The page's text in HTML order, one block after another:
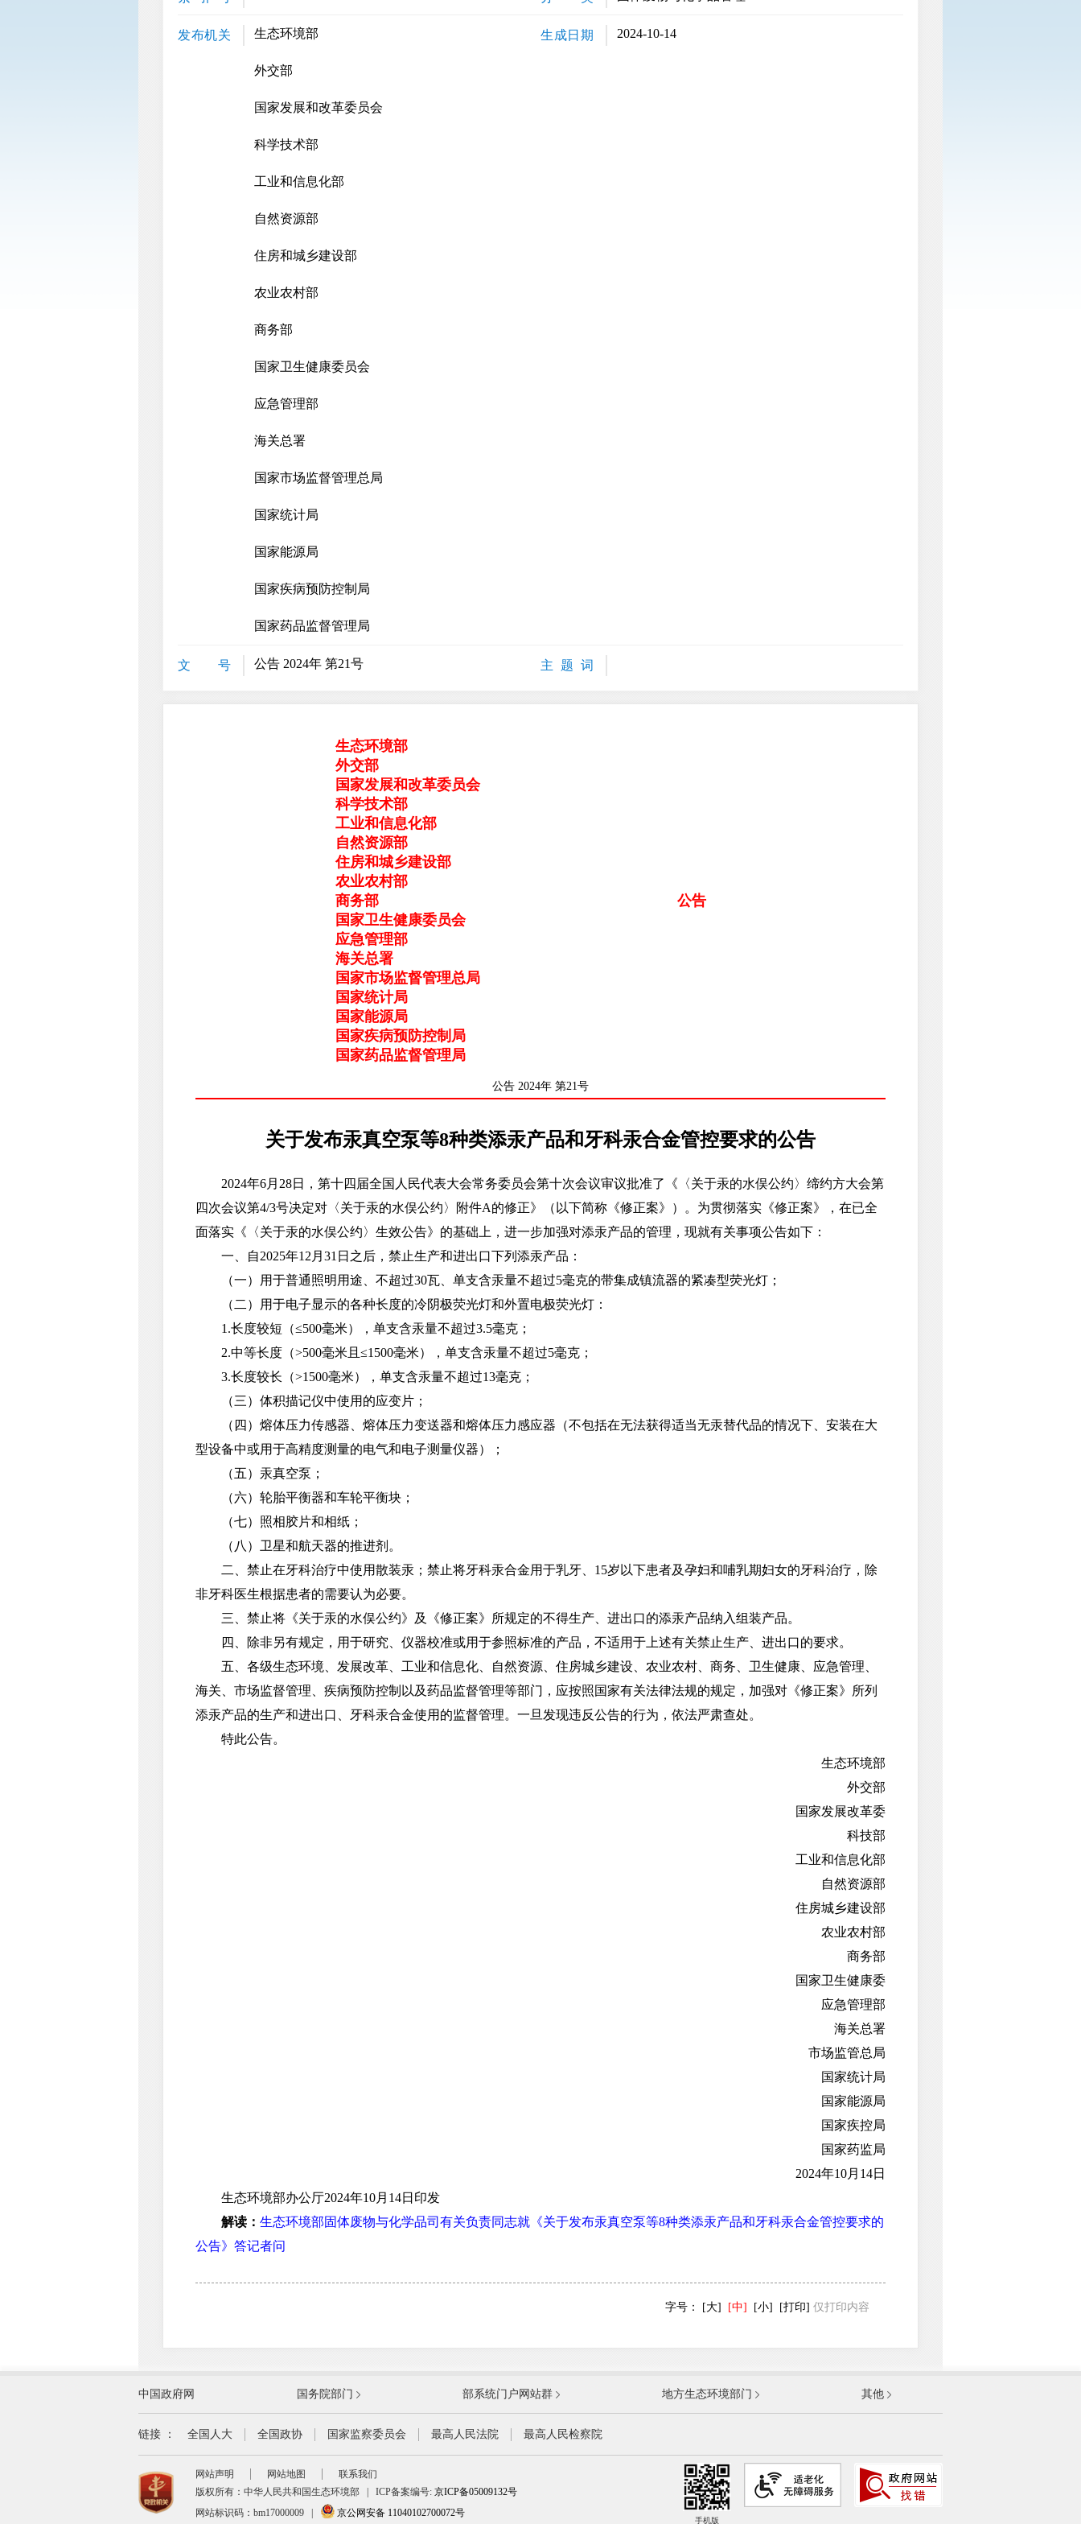
发布机关 生态环境部
外交部
国家发展和改革委员会
科学技术部
工业和信息化部
自然资源部
住房和城乡建设部
农业农村部
商务部
国家卫生健康委员会
应急管理部
海关总署
国家市场监督管理总局
国家统计局
国家能源局
国家疾病预防控制局
国家药品监督管理局
生成日期 2024-10-14
文 号 公告 2024年 第21号 主 题 词
生态环境部
外交部
国家发展和改革委员会
科学技术部
工业和信息化部
自然资源部
住房和城乡建设部
农业农村部
商务部
国家卫生健康委员会
应急管理部
海关总署
国家市场监督管理总局
国家统计局
国家能源局
国家疾病预防控制局
国家药品监督管理局
公告
公告 2024年 第21号
关于发布汞真空泵等8种类添汞产品和牙科汞合金管控要求的公告
2024年6月28日，第十四届全国人民代表大会常务委员会第十次会议审议批准了《〈关于汞的水俣公约〉缔约方大会第
四次会议第4/3号决定对〈关于汞的水俣公约〉附件A的修正》（以下简称《修正案》）。为贯彻落实《修正案》，在已全
面落实《〈关于汞的水俣公约〉生效公告》的基础上，进一步加强对添汞产品的管理，现就有关事项公告如下：
一、自2025年12月31日之后，禁止生产和进出口下列添汞产品：
（一）用于普通照明用途、不超过30瓦、单支含汞量不超过5毫克的带集成镇流器的紧凑型荧光灯；
（二）用于电子显示的各种长度的冷阴极荧光灯和外置电极荧光灯：
1.长度较短（≤500毫米），单支含汞量不超过3.5毫克；
2.中等长度（>500毫米且≤1500毫米），单支含汞量不超过5毫克；
3.长度较长（>1500毫米），单支含汞量不超过13毫克；
（三）体积描记仪中使用的应变片；
（四）熔体压力传感器、熔体压力变送器和熔体压力感应器（不包括在无法获得适当无汞替代品的情况下、安装在大
型设备中或用于高精度测量的电气和电子测量仪器）；
（五）汞真空泵；
（六）轮胎平衡器和车轮平衡块；
（七）照相胶片和相纸；
（八）卫星和航天器的推进剂。
二、禁止在牙科治疗中使用散装汞；禁止将牙科汞合金用于乳牙、15岁以下患者及孕妇和哺乳期妇女的牙科治疗，除
非牙科医生根据患者的需要认为必要。
三、禁止将《关于汞的水俣公约》及《修正案》所规定的不得生产、进出口的添汞产品纳入组装产品。
四、除非另有规定，用于研究、仪器校准或用于参照标准的产品，不适用于上述有关禁止生产、进出口的要求。
五、各级生态环境、发展改革、工业和信息化、自然资源、住房城乡建设、农业农村、商务、卫生健康、应急管理、
海关、市场监督管理、疾病预防控制以及药品监督管理等部门，应按照国家有关法律法规的规定，加强对《修正案》所列
添汞产品的生产和进出口、牙科汞合金使用的监督管理。一旦发现违反公告的行为，依法严肃查处。
特此公告。
生态环境部
外交部
国家发展改革委
科技部
工业和信息化部
自然资源部
住房城乡建设部
农业农村部
商务部
国家卫生健康委
应急管理部
海关总署
市场监管总局
国家统计局
国家能源局
国家疾控局
国家药监局
2024年10月14日
生态环境部办公厅2024年10月14日印发
解读： 生态环境部固体废物与化学品司有关负责同志就《关于发布汞真空泵等8种类添汞产品和牙科汞合金管控要求的
公告》答记者问
字号： [大] [中] [小] [打印] 仅打印内容
外交部 国防部
国家发展和改革委员会
国家民族事务委员会
公安部
司法部
财政部
人力资源和社会保障部
自然资源部
住房和城乡建设部
交通运输部
水利部
农业农村部
中国政府网 国务院部门 部系统门户网站群 地方生态环境部门 其他
链接 ： 全国人大 全国政协 国家监察委员会 最高人民法院 最高人民检察院
网站声明 网站地图
联系我们
版权所有：中华人民共和国生态环境部
ICP备案编号: 京ICP备05009132号
网站标识码：bm17000009
京公网安备 11040102700072号
手机版